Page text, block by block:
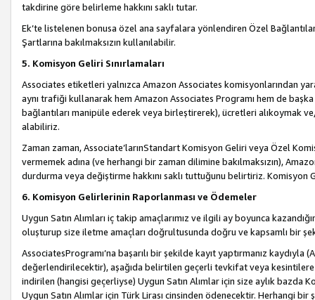
takdirine göre belirleme hakkını saklı tutar.
Ek’te listelenen bonusa özel ana sayfalara yönlendiren Özel
Şartlarına bakılmaksızın kullanılabilir.
5. Komisyon Geliri Sınırlamaları
Associates etiketleri yalnızca Amazon Associates komisyonlarından
aynı trafiği kullanarak hem Amazon Associates Programı hem de
bağlantıları manipüle ederek veya birleştirerek), ücretleri alıkoymak
alabiliriz.
Zaman zaman, Associate’larınStandart Komisyon Geliri veya Özel
vermemek adına (ve herhangi bir zaman dilimine bakılmaksızın),
durdurma veya değiştirme hakkını saklı tuttuğunu belirtiriz. Komisyon
6. Komisyon Gelirlerinin Raporlanması ve Ödemeler
Uygun Satın Alımları iç takip amaçlarımız ve ilgili ay boyunca
oluşturup size iletme amaçları doğrultusunda doğru ve kapsamlı bir
AssociatesProgramı’na başarılı bir şekilde kayıt yaptırmanız
değerlendirilecektir), aşağıda belirtilen geçerli tevkifat veya
indirilen (hangisi geçerliyse) Uygun Satın Alımlar için size aylık
Uygun Satın Alımlar için Türk Lirası cinsinden ödenecektir. Herhangi